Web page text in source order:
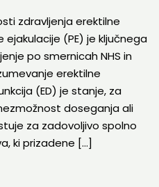
zdravljenja erektilne
ejakulacije (PE) je ključnega
po smernicah NHS in
erektilne
(ED) je stanje, za
doseganja ali
za zadovoljivo spolno
ki prizadene […]